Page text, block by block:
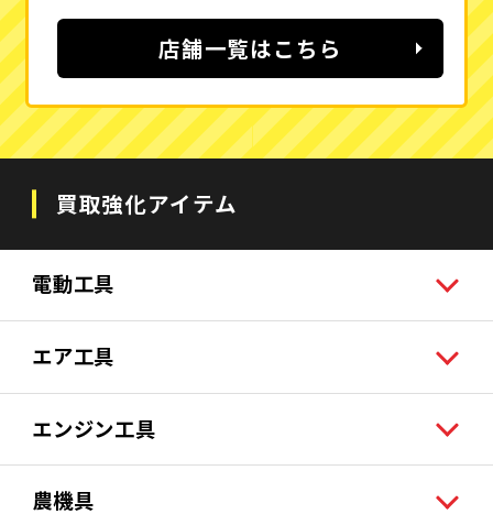
店舗一覧はこちら
買取強化アイテム
電動工具
エア工具
エンジン工具
農機具